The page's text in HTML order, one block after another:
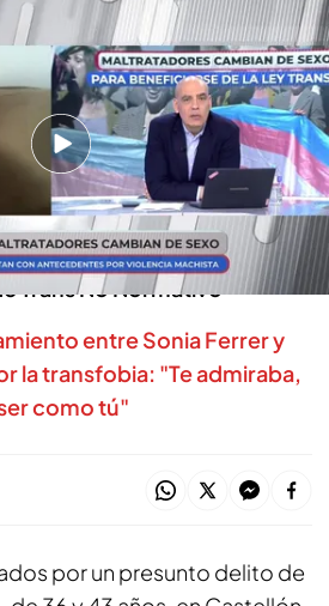
'En boca de todos' cuatro.com
trans: maltratadores
para verse beneficiados
de Nacho Abad con la
Trans No Normativo
entre Sonia Ferrer y
la transfobia: "Te admiraba,
como tú"
por un presunto delito de